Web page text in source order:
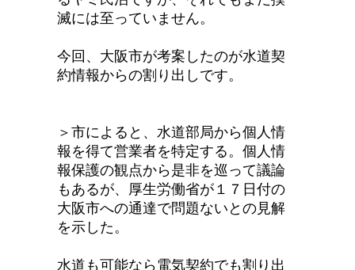
滅には至っていません。
今回、大阪市が考案したのが水道契
約情報からの割り出しです。
＞市によると、水道部局から個人情
報を得て営業者を特定する。個人情
報保護の観点から是非を巡って議論
もあるが、厚生労働省が１７日付の
大阪市への通達で問題ないとの見解
を示した。
水道も可能なら電気契約でも割り出